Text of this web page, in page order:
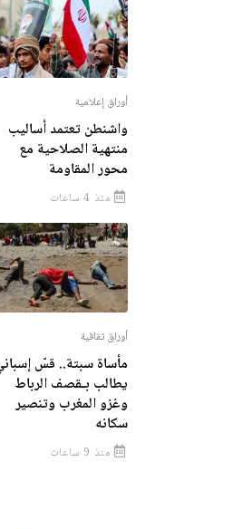
أوراق إعلامية
واشنطن تعتمد أساليب
منتهية الصلاحية مع
محور المقاومة
منذ 4 ساعات
أوراق ثقافية
مأساة سبتة.. قسّ
يطالب بـقصف الرباط
وغزو المغرب وتنصير
سكانه
منذ 9 ساعات